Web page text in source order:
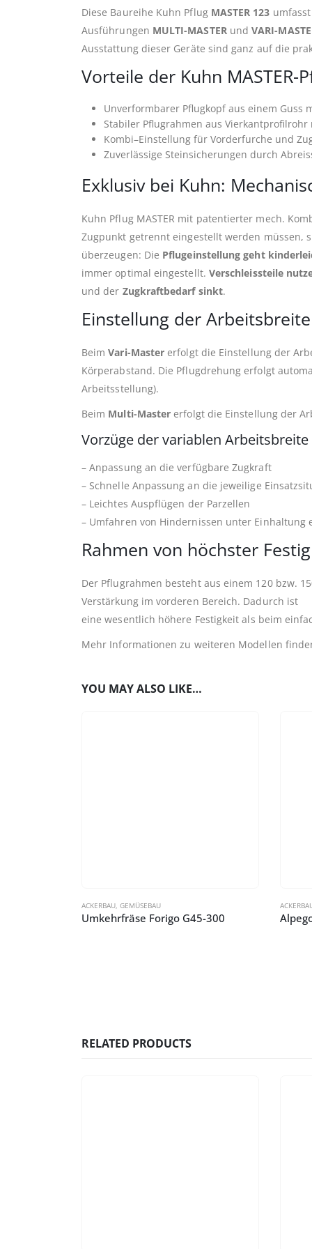
Diese Baureihe Kuhn Pflug MASTER 123
Ausführungen MULTI-MASTERundVARI-
Ausstattung dieser Geräte sind ganz auf die
Vorteile der Kuhn MASTER-
Unverformbarer Pflugkopf aus einem Guss
Stabiler Pflugrahmen aus
Kombi–Einstellung für Vorderfurche und
Zuverlässige Steinsicherungen durch
Exklusiv bei Kuhn:
Kuhn Pflug MASTER mit patentierter mech.
Zugpunkt getrennt eingestellt werden müssen,
überzeugen: Die Pflugeinstellung geht
immer optimal eingestellt. Verschleissteile
und der Zugkraftbedarf sinkt.
Einstellung der Arbeitsbreite
BeimVari-Master erfolgt die Einstellung der
Körperabstand. Die Pflugdrehung erfolgt
Arbeitsstellung).
Beim Multi-Master erfolgt die Einstellung der
Vorzüge der variablen Arbeitsbreite
– Anpassung an die verfügbare Zugkraft
– Schnelle Anpassung an die jeweilige
– Leichtes Auspflügen der Parzellen
– Umfahren von Hindernissen unter Einhaltung
Rahmen von höchster
Der Pflugrahmen besteht aus einem 120 bzw.
Verstärkung im vorderen Bereich. Dadurch ist
eine wesentlich höhere Festigkeit als beim
Mehr Informationen zu weiteren Modellen
YOU MAY ALSO LIKE…
ACKERBAU GEMÜSEBAU
Umkehrfräse Forigo G45-300
RELATED PRODUCTS